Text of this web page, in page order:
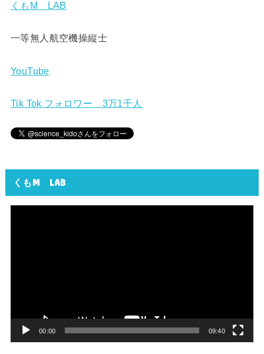
くもM LAB
一等無人航空機操縦士
YouTube
Tik Tok フォロワー 3万1千人
くもM LAB
00:00 09:40